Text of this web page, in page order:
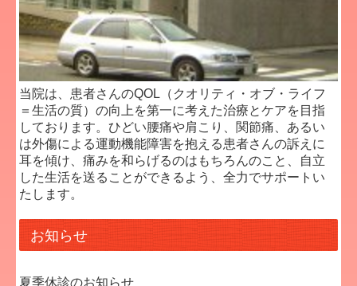
当院は、患者さんのQOL（クオリティ・オブ・ライフ
＝生活の質）の向上を第一に考えた治療とケアを目指
しております。ひどい腰痛や肩こり、関節痛、あるい
は外傷による運動機能障害を抱える患者さんの訴えに
耳を傾け、痛みを和らげるのはもちろんのこと、自立
した生活を送ることができるよう、全力でサポートい
たします。
お知らせ
夏季休診のお知らせ